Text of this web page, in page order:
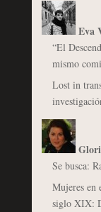
Eva
“El
mismo
Lost in
Se busca:
Mujeres en
siglo XIX: